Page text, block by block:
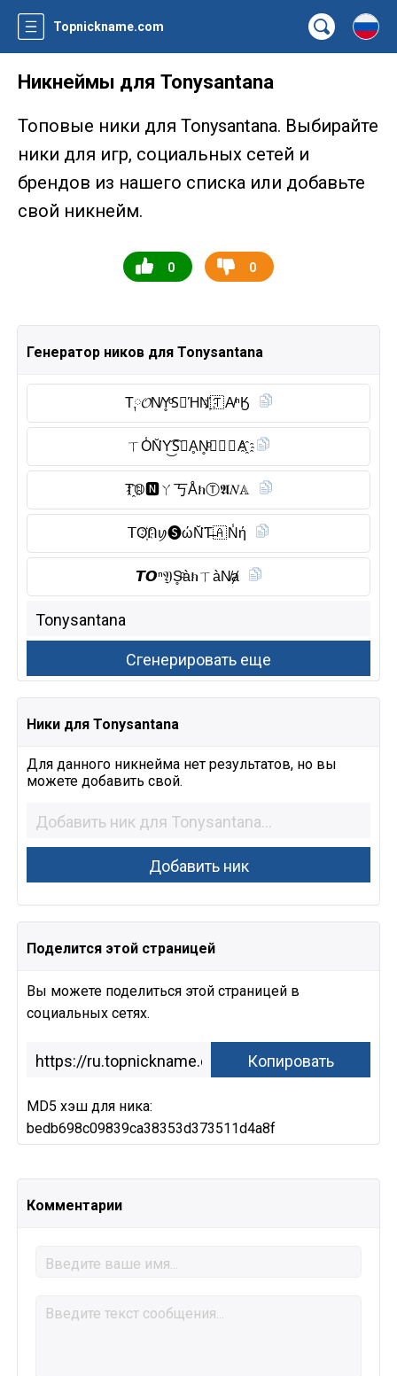
Topnickname.com
Никнеймы для Tonysantana
Топовые ники для Tonysantana. Выбирайте
ники для игр, социальных сетей и
брендов из нашего списка или добавьте
свой никнейм.
0 0
Генератор ников для Tonysantana
T༙𝓞N̸Y̥ͦS⃠ΉN҉🇹 A̸ⁿӃ
ㄒO̾N̆̈Y͜͡S⃠ḀN̥ͦ𝑇🇦 🇳 A҈
T҈𝕆🅽︎ㄚ丂ÅክⓉ︎𝕬𝑁𝔸
𝖳O҉ᑎꪗ🅢︎ώN̆̈T̶🇦 N̾ή
𝙏𝙊ⁿ𝔜S̥ͦàክㄒàN̸ⱥ
Ники для Tonysantana
Для данного никнейма нет результатов, но вы
можете добавить свой.
Поделится этой страницей
Вы можете поделиться этой страницей в
социальных сетях.
MD5 хэш для ника:
bedb698c09839ca38353d373511d4a8f
Комментарии